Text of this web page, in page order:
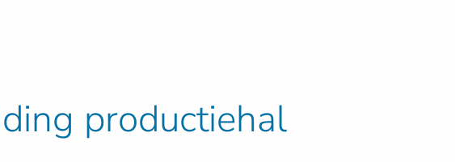
productiehal